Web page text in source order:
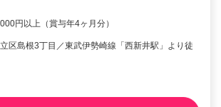
円以上（賞与年4ヶ月分）
区島根3丁目／東武伊勢崎線「西新井駅」より徒